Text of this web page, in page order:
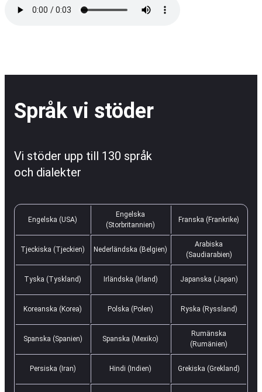
Språk vi stöder
Vi stöder upp till 130 språk
och dialekter
Engelska (USA)
Engelska
(Storbritannien)
Franska (Frankrike)
Tjeckiska (Tjeckien) Nederländska (Belgien)
Arabiska
(Saudiarabien)
Tyska (Tyskland) Irländska (Irland) Japanska (Japan)
Koreanska (Korea) Polska (Polen) Ryska (Ryssland)
Spanska (Spanien) Spanska (Mexiko)
Rumänska
(Rumänien)
Persiska (Iran) Hindi (Indien) Grekiska (Grekland)